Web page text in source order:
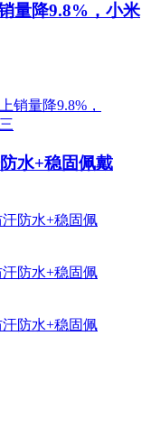
量降9.8%，小米
水+稳固佩戴